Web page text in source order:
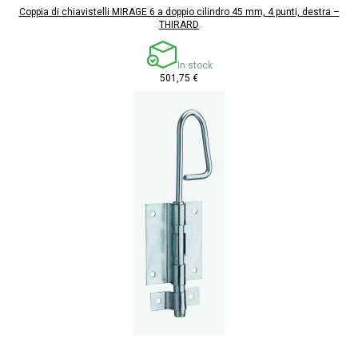
Coppia di chiavistelli MIRAGE 6 a doppio cilindro 45 mm, 4 punti, destra –
THIRARD
In stock
501,75 €